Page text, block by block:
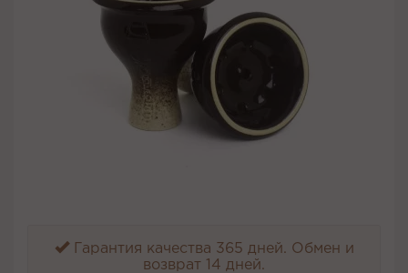
Гарантия качества 365 дней. Обмен и
возврат 14 дней.